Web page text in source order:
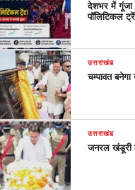
देशभर में गूंजा
पॉलिटिकल
उत्तराखंड
चम्पावत
उत्तराखंड
जनरल खंडूरी